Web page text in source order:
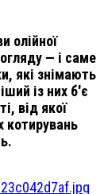
олійної
— і саме
які знімають
із них б'є
від якої
котирувань